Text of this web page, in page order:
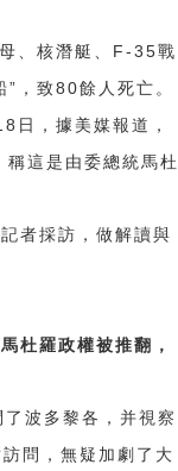
、核潛艇、 F-35戰
” ，致80餘人死亡。
日，據美媒報道，
稱這是由委總統馬杜
者採訪，做解讀與
杜羅政權被推翻，
了波多黎各，并視察
問，無疑加劇了大